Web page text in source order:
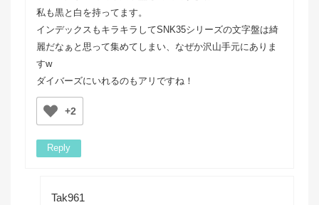
私も黒と白を持ってます。
インデックスもキラキラしてSNK35シリーズの文字盤は綺
麗だなぁと思って集めてしまい、なぜか沢山手元にありま
すw
ダイバーズにいれるのもアリですね！
+2
Reply
Tak961